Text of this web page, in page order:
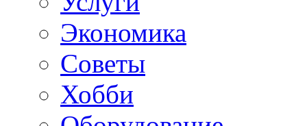
Экономика
Советы
Хобби